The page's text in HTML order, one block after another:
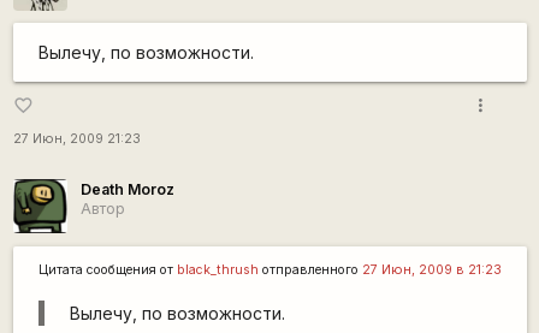
Вылечу, по возможности.
favorite_border
27 Июн, 2009 21:23
more_vert
Death Moroz
Автор
Цитата сообщения от black_thrush отправленного 27 Июн, 2009 в 21:23
Вылечу, по возможности.